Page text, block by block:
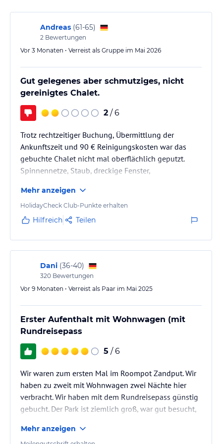
entspannen können. Nutzen Sie die Nähe zum Strand, um
SonnenanbeterInnen und WassersportlerInnen zu beobachten
oder selbst Aktivitäten am Meer zu unternehmen. In der
Umgebung gibt es auch andere Freizeitmöglichkeiten wie
Hinweis:
Verfasst von HolidayCheck mit Hilfe von KI. Alle
Angaben ohne Gewähr. Bitte lies vor der Buchung die
verbindlichenAngebotsdetails
Andreas (61-65)
2 Bewertungen
Vor 3 Monaten • Verreist als Gruppe im Mai 2026
Gut gelegenes aber schmutziges, nicht
gereinigtes Chalet.
2 / 6
Trotz rechtzeitiger Buchung, Übermittlung der
Ankunftszeit und 90 € Reinigungskosten war das
gebuchte Chalet nicht mal oberflächlich geputzt.
Spinnennetze, Staub, dreckige Fenster,
eingereist, die Rezeption war nicht belegt, so haben
wir erstmal das Chalet selbst geputzt. Am nächsten
Tag hat eine Dame der zuständigen Firma in einem
Zustand melden müssen, dann hätte man reagiert.
Kein Entgegenkommen, keine Entschuldigung,…
Mehr anzeigen
HolidayCheck Club-Punkte erhalten
Hilfreich Teilen
Dani (36-40)
320 Bewertungen
Vor 9 Monaten • Verreist als Paar im Mai 2025
Erster Aufenthalt mit Wohnwagen (mit
Rundreisepass
5 / 6
Wir waren zum ersten Mal im Roompot Zandput. Wir
haben zu zweit mit Wohnwagen zwei Nächte hier
verbracht. Wir haben mit dem Rundreisepass günstig
gebucht. Der Park ist ziemlich groß, war gut besucht,
Es gibt jede Menge Stellplätze, darunter extrem viele
Mehr anzeigen